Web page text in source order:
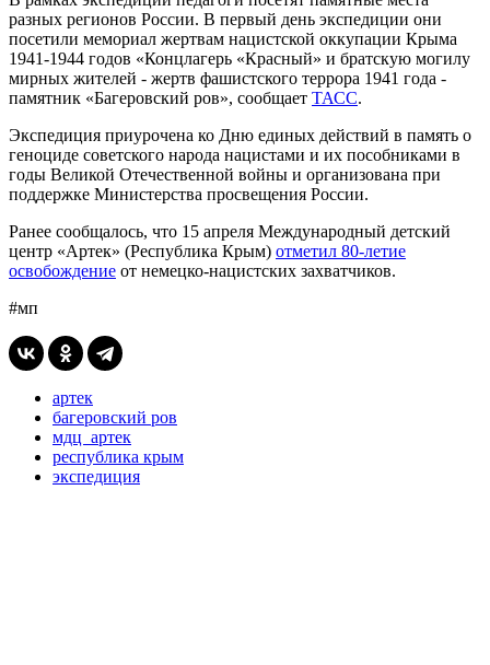
разных регионов России. В первый день экспедиции они
посетили мемориал жертвам нацистской оккупации Крыма
1941-1944 годов «Концлагерь «Красный» и братскую могилу
мирных жителей - жертв фашистского террора 1941 года -
памятник «Багеровский ров», сообщает ТАСС.
Экспедиция приурочена ко Дню единых действий в память о
геноциде советского народа нацистами и их пособниками в
годы Великой Отечественной войны и организована при
поддержке Министерства просвещения России.
Ранее сообщалось, что 15 апреля Международный детский
центр «Артек» (Республика Крым) отметил 80-летие
освобождение от немецко-нацистских захватчиков.
#мп
артек
багеровский ров
мдц артек
республика крым
экспедиция